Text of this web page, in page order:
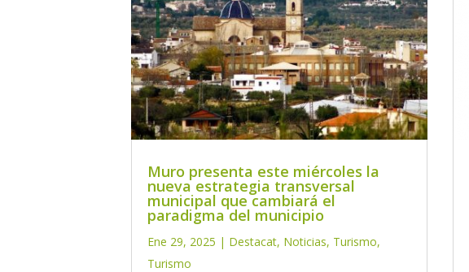
Muro presenta este miércoles la
nueva estrategia transversal
municipal que cambiará el
paradigma del municipio
Ene 29, 2025 | Destacat, Noticias, Turismo,
Turismo